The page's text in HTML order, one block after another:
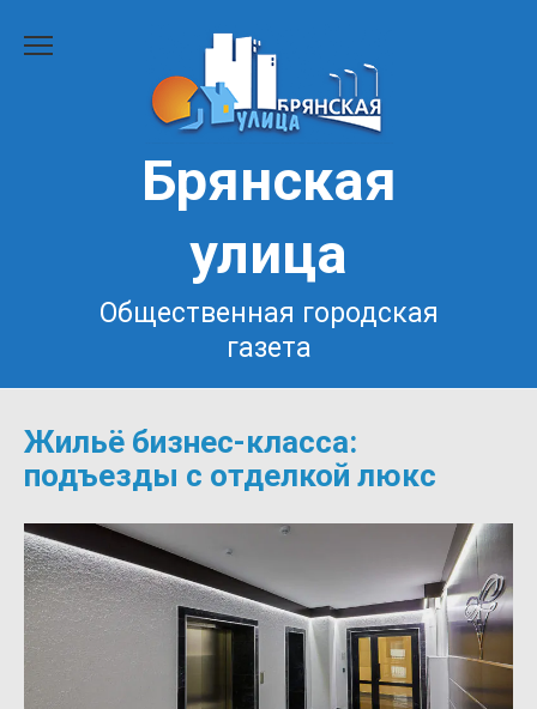
Брянская
улица
Общественная городская
газета
Жильё бизнес-класса:
подъезды с отделкой люкс